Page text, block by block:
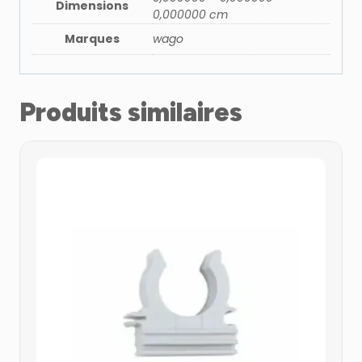
Dimensions
0,000000 cm
Marques
wago
Produits similaires